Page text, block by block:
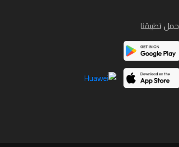
حمل تطبيقنا